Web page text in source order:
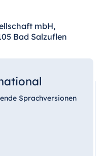
mbH,
Bad Salzuflen
Sprachversionen